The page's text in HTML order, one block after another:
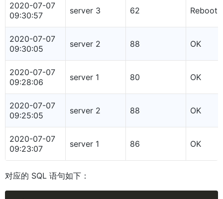
2020-07-07
09:30:57
server 3 62
2020-07-07
09:30:05
server 2 88 OK
2020-07-07
09:28:06
server 1 80 OK
2020-07-07
09:25:05
server 2 88 OK
2020-07-07
09:23:07
server 1 86 OK
对应的 SQL 语句如下：